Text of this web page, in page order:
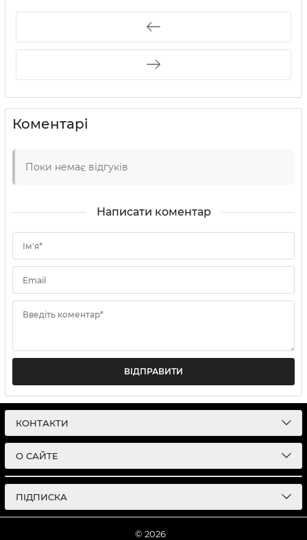
Коментарі
Поки немає відгуків
Написати коментар
Ім'я*
Email
Введіть коментар*
ВІДПРАВИТИ
КОНТАКТИ
О САЙТЕ
ПІДПИСКА
© 2026